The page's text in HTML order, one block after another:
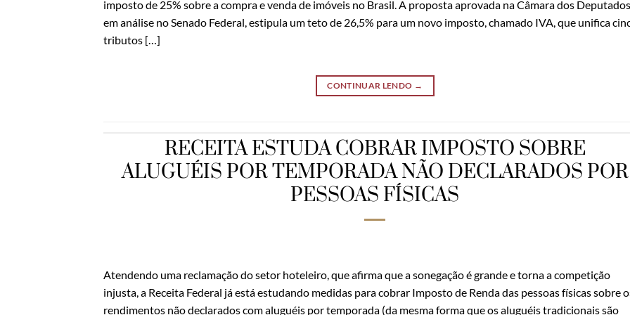
imposto de 25% sobre a compra e venda de imóveis no Brasil. A proposta aprovada na Câmara dos
em análise no Senado Federal, estipula um teto de 26,5% para um novo imposto, chamado IVA, que unifica
tributos […]
CONTINUAR LENDO →
RECEITA ESTUDA COBRAR IMPOSTO SOBRE
ALUGUÉIS POR TEMPORADA NÃO DECLARADOS POR
PESSOAS FÍSICAS
Atendendo uma reclamação do setor hoteleiro, que afirma que a sonegação é grande e torna a competição
injusta, a Receita Federal já está estudando medidas para cobrar Imposto de Renda das pessoas físicas sobre
rendimentos não declarados com aluguéis por temporada (da mesma forma que os aluguéis tradicionais são